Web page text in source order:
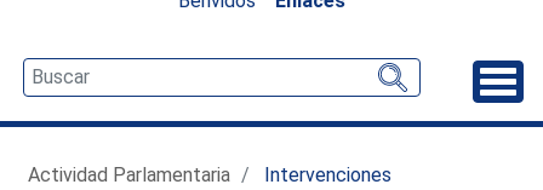
Actividad Parlamentaria
Intervenciones